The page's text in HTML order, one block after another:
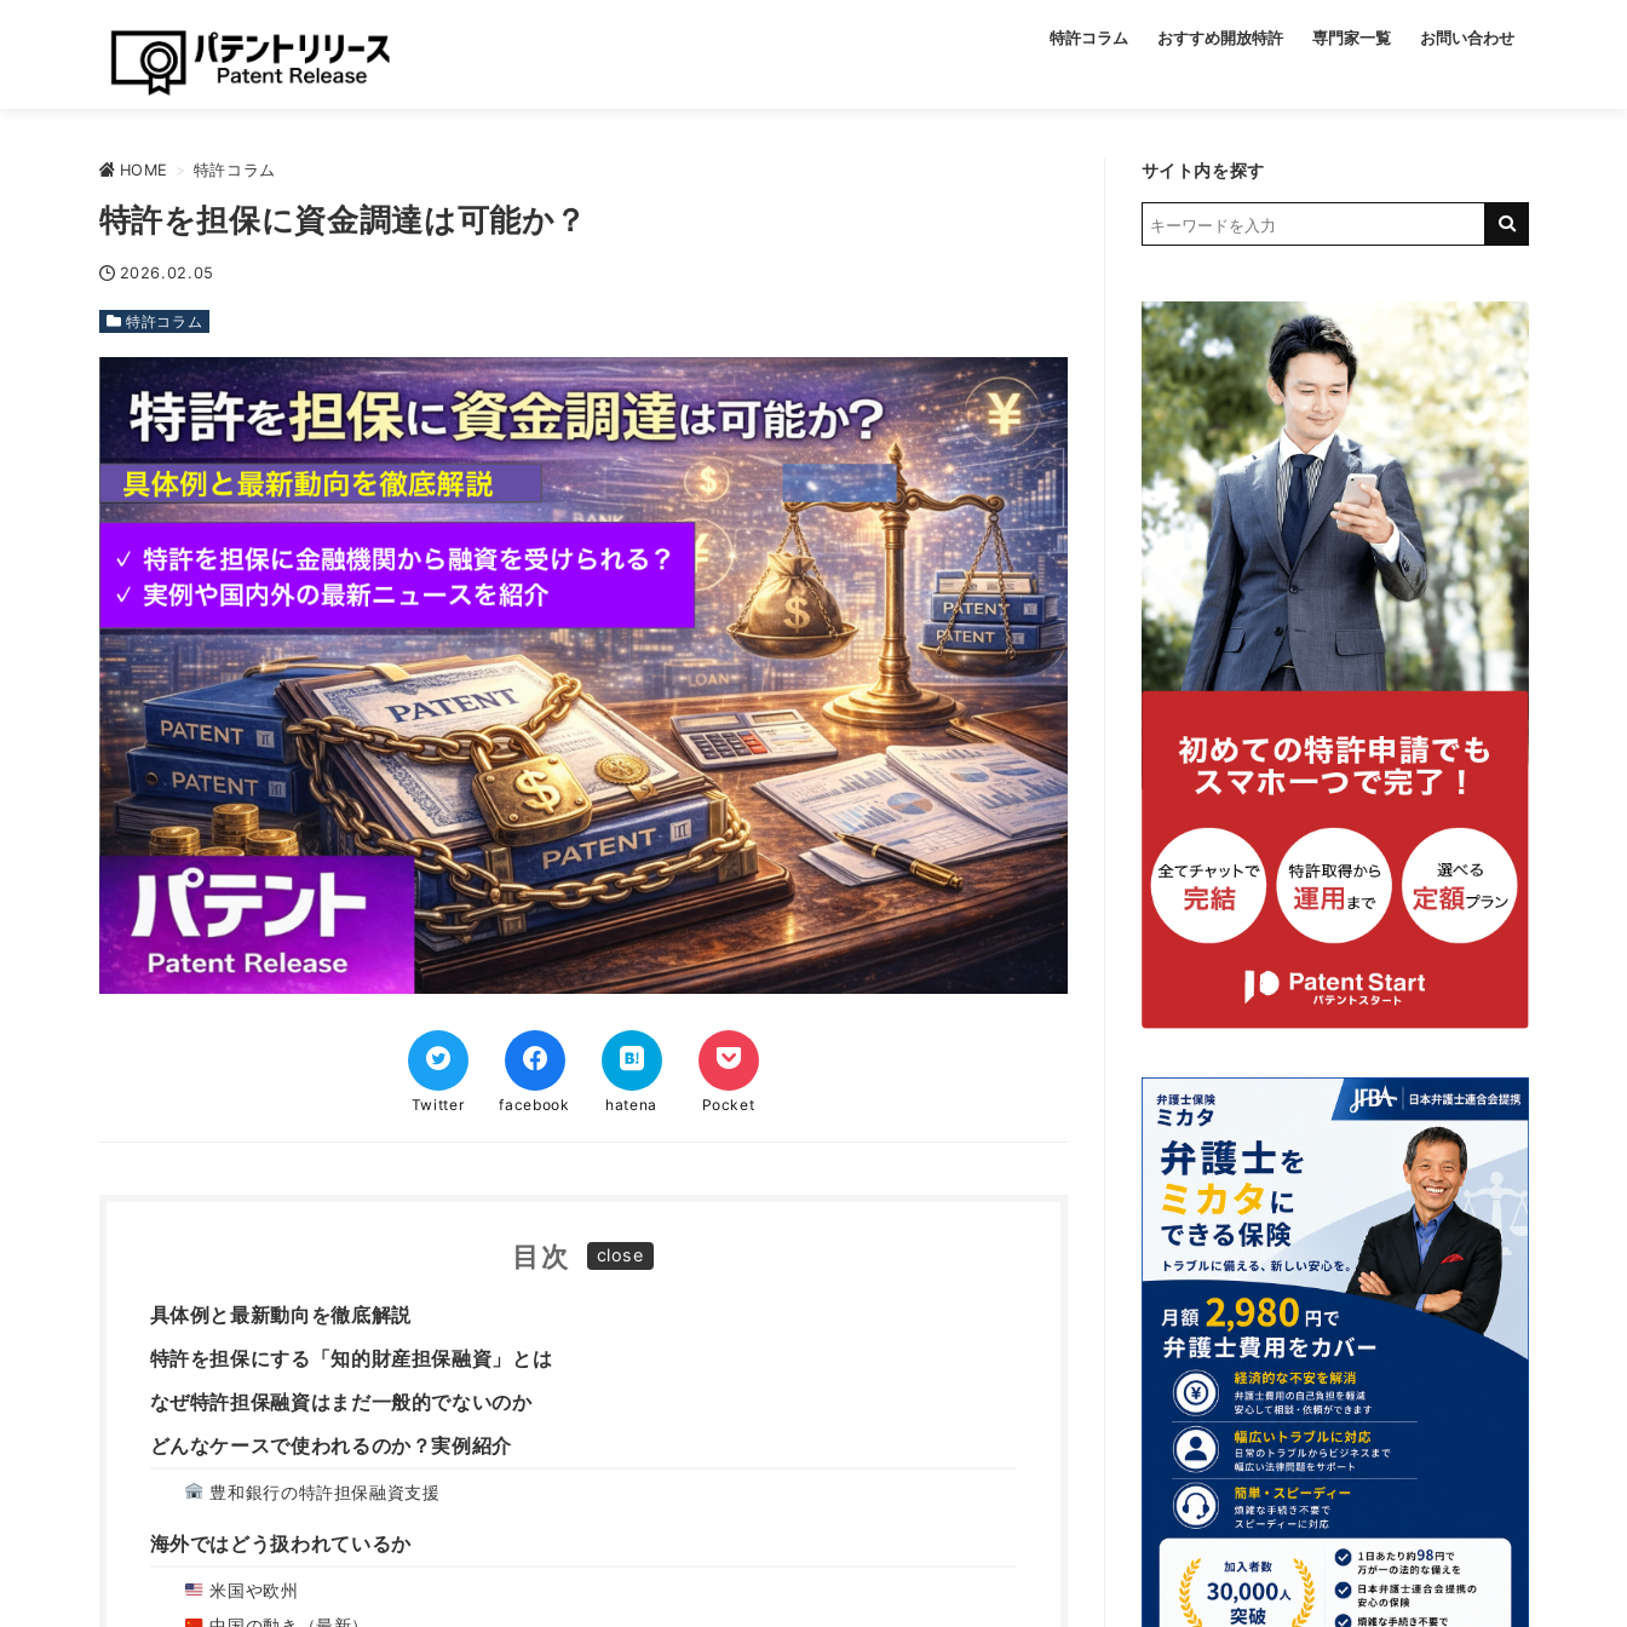
特許コラム おすすめ開放特許 専門家一覧 お問い合わせ
HOME > 特許コラム
特許を担保に資金調達は可能か？
2026.02.05
特許コラム
Twitter facebook hatena Pocket
目次
具体例と最新動向を徹底解説
特許を担保にする「知的財産担保融資」とは
なぜ特許担保融資はまだ一般的でないのか
どんなケースで使われるのか？実例紹介
豊和銀行の特許担保融資支援
海外ではどう扱われているか
米国や欧州
サイト内を探す